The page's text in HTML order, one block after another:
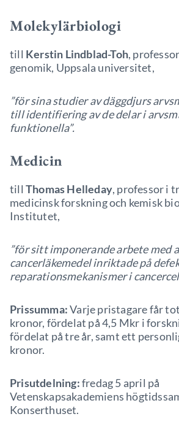
Molekylärbiologi
till Kerstin Lindblad-Toh,
genomik, Uppsala universitet,
”för sina studier av däggdjurs
till identifiering av de delar i
funktionella”.
Medicin
till Thomas Helleday, professor i
medicinsk forskning och kemisk
Institutet,
”för sitt imponerande arbete med
cancerläkemedel inriktade på
reparationsmekanismer i
Prissumma:Varje pristagare får
kronor, fördelat på 4,5 Mkr i
fördelat på tre år, samt ett
kronor.
Prisutdelning:fredag 5 april på
Vetenskapsakademiens
Konserthuset.